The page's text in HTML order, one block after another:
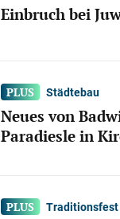
Einbruch bei
Städtebau
Neues von
Paradiesle in